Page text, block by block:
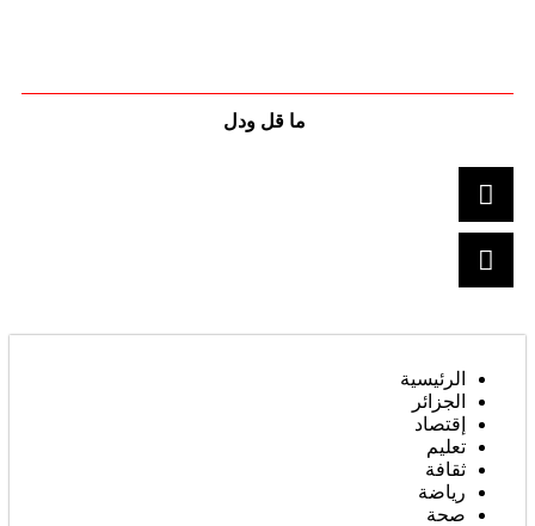
ما قل ودل
الرئيسية
الجزائر
إقتصاد
تعليم
ثقافة
رياضة
صحة